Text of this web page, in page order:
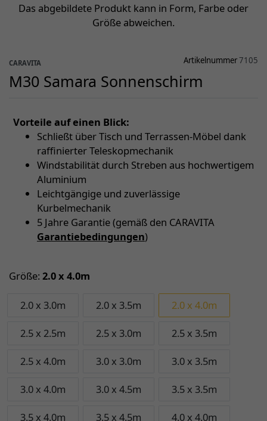
Das abgebildete Produkt kann in Form, Farbe oder
Größe abweichen.
CARAVITA Artikelnummer7105
M30 Samara Sonnenschirm
Vorteile auf einen Blick:
Schließt über Tisch und Terrassen-Möbel dank
raffinierter Teleskopmechanik
Windstabilität durch Streben aus hochwertigem
Aluminium
Leichtgängige und zuverlässige
Kurbelmechanik
5 Jahre Garantie (gemäß den CARAVITA
Garantiebedingungen)
Größe: 2.0 x 4.0m
2.0 x 3.0m 2.0 x 3.5m 2.0 x 4.0m
2.5 x 2.5m 2.5 x 3.0m 2.5 x 3.5m
2.5 x 4.0m 3.0 x 3.0m 3.0 x 3.5m
3.0 x 4.0m 3.0 x 4.5m 3.5 x 3.5m
3.5 x 4.0m 3.5 x 4.5m 4.0 x 4.0m